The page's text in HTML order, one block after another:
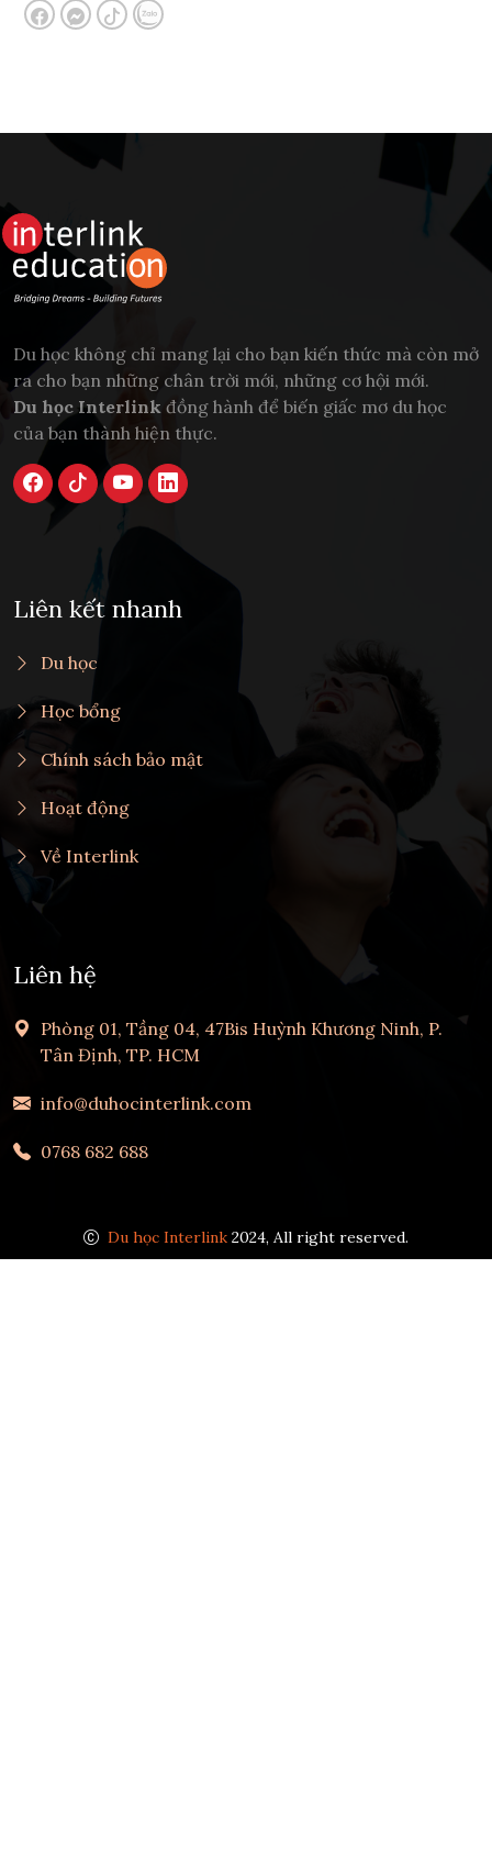
Du học không chỉ mang lại cho bạn kiến thức mà còn mở
ra cho bạn những chân trời mới, những cơ hội mới.
Du học Interlink đồng hành để biến giấc mơ du học
của bạn thành hiện thực.
Liên kết nhanh
Du học
Học bổng
Chính sách bảo mật
Hoạt động
Về Interlink
Liên hệ
Phòng 01, Tầng 04, 47Bis Huỳnh Khương Ninh, P.
Tân Định, TP. HCM
info@duhocinterlink.com
0768 682 688
Du học Interlink 2024, All right reserved.